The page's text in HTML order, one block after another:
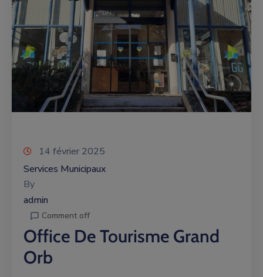
14 février 2025
Services Municipaux
By
admin
Comment off
Office De Tourisme Grand
Orb